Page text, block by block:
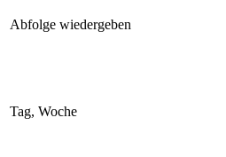
Abfolge wiedergeben
Tag, Woche